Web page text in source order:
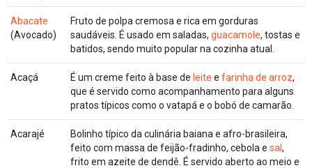
Abacate
(Avocado)
Fruto de polpa cremosa e rica em gorduras
saudáveis. É usado em saladas, guacamole, tostas e
batidos, sendo muito popular na cozinha atual.
Acaçá É um creme feito à base de leite e farinha de arroz,
que é servido como acompanhamento para alguns
pratos típicos como o vatapá e o bobó de camarão.
Acarajé
Bolinho típico da culinária baiana e afro-brasileira,
feito com massa de feijão-fradinho, cebola e sal ,
frito em azeite de dendê. É servido aberto ao meio e